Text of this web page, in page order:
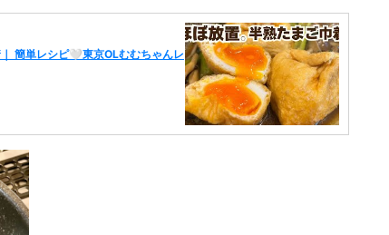
簡単レシピ🤍東京OLむむちゃんレ